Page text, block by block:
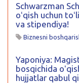
Schwarzman
oʻqish uchun
va stipendiya!
Biznesni
Yaponiya:
bosqichida
hujjatlar qabul